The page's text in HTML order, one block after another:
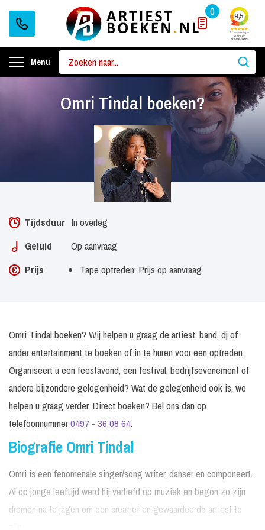
0
Menu
Omri Tindal boeken?
Tijdsduur In overleg
Geluid
Op aanvraag
Prijs
Tape optreden: Prijs op aanvraag
Omri Tindal boeken? Wij helpen u graag de artiest, band, dj of
ander entertainment te boeken of in te huren voor een optreden.
Organiseert u een feestavond, een festival, bedrijfsevenement of
andere bijzondere gelegenheid? Wat de gelegenheid ook is, we
helpen u graag verder. Direct boeken? Bel ons dan op
telefoonnummer0497 - 36 08 64.
Biografie Omri Tindal
Omri is een fenomenale singer/song writer, danser en componeert.
Al op jonge leeftijd werd hij verliefd op muziek en begon zo zijn
dromen na te jagen om een creatief en gewaardeerde artiest te